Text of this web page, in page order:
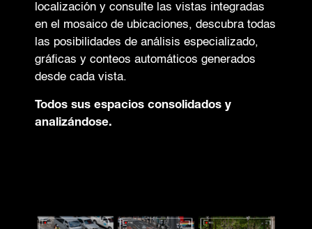
localización y consulte las vistas integradas
en el mosaico de ubicaciones, descubra todas
las posibilidades de análisis especializado,
gráficas y conteos automáticos generados
desde cada vista.
Todos sus espacios consolidados y
analizándose.